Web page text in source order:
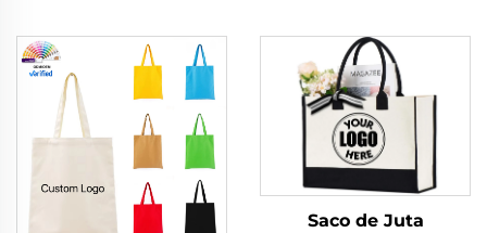
Saco de Juta